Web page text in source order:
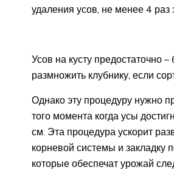
удаления усов, не менее 4 раз
Усов на кусту предостаточно –
размножить клубнику, если
Однако эту процедуру нужно
того момента когда усы
см. Эта процедура ускорит
корневой системы и закладку
которые обеспечат урожай